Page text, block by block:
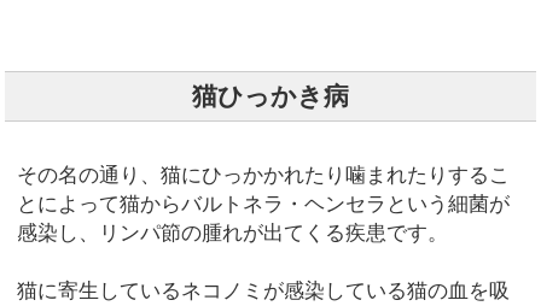
猫ひっかき病
その名の通り、猫にひっかかれたり噛まれたりするこ
とによって猫からバルトネラ・ヘンセラという細菌が
感染し、リンパ節の腫れが出てくる疾患です。
猫に寄生しているネコノミが感染している猫の血を吸